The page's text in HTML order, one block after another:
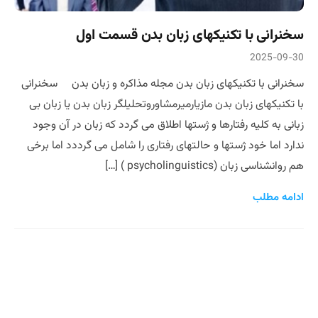
سخنرانی با تکنیکهای زبان بدن قسمت اول
2025-09-30
سخنرانی با تکنیکهای زبان بدن مجله مذاکره و زبان بدن سخنرانی
با تکنیکهای زبان بدن مازیارمیرمشاوروتحلیلگر زبان بدن یا زبان بی
زبانی به کلیه رفتارها و ژستها اطلاق می گردد که زبان در آن وجود
ندارد اما خود ژستها و حالتهای رفتاری را شامل می گرددد اما برخی
هم روانشناسی زبان (psycholinguistics ) […]
ادامه مطلب